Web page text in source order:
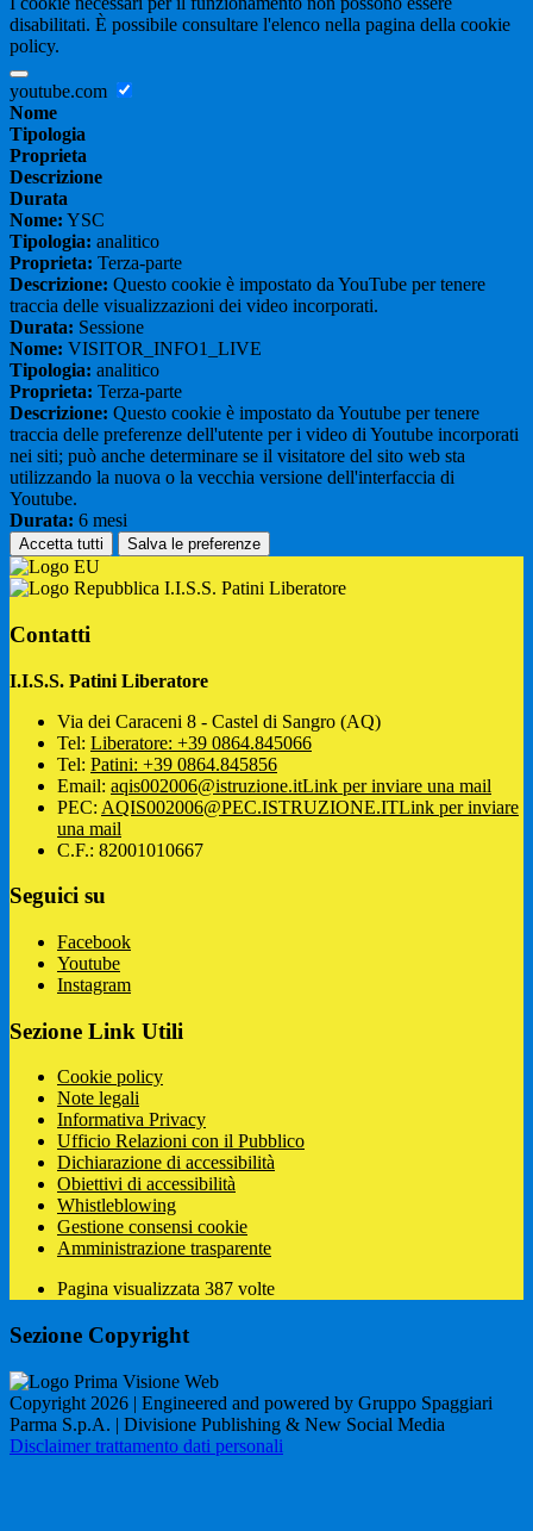
disabilitati. È possibile consultare l'elenco nella pagina della cookie
policy.
youtube.com
Nome
Tipologia
Proprieta
Descrizione
Durata
Nome: YSC
Tipologia: analitico
Proprieta: Terza-parte
Descrizione: Questo cookie è impostato da YouTube per tenere
traccia delle visualizzazioni dei video incorporati.
Durata: Sessione
Nome: VISITOR_INFO1_LIVE
Tipologia: analitico
Proprieta: Terza-parte
Descrizione: Questo cookie è impostato da Youtube per tenere
traccia delle preferenze dell'utente per i video di Youtube incorporati
nei siti; può anche determinare se il visitatore del sito web sta
utilizzando la nuova o la vecchia versione dell'interfaccia di
Youtube.
Durata: 6 mesi
Accetta tutti Salva le preferenze
I.I.S.S. Patini Liberatore
Contatti
I.I.S.S. Patini Liberatore
Via dei Caraceni 8 - Castel di Sangro (AQ)
Tel: Liberatore: +39 0864.845066
Tel: Patini: +39 0864.845856
Email: aqis002006@istruzione.itLink per inviare una mail
PEC: AQIS002006@PEC.ISTRUZIONE.ITLink per inviare
una mail
C.F.: 82001010667
Seguici su
Facebook
Youtube
Instagram
Sezione Link Utili
Cookie policy
Note legali
Informativa Privacy
Ufficio Relazioni con il Pubblico
Dichiarazione di accessibilità
Obiettivi di accessibilità
Whistleblowing
Gestione consensi cookie
Amministrazione trasparente
Pagina visualizzata 387 volte
Sezione Copyright
Copyright 2026 | Engineered and powered by Gruppo Spaggiari
Parma S.p.A. | Divisione Publishing & New Social Media
Disclaimer trattamento dati personali